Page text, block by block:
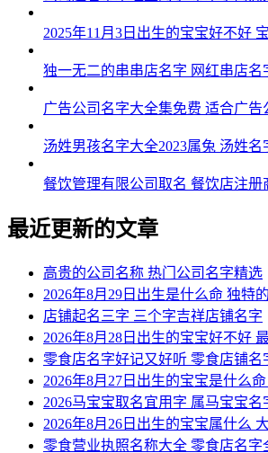
2025年11月3日出生的宝宝好不好
独一无二的串串店名字 网红串店名
广告公司名字大全集免费 适合广告
汤姓男孩名字大全2023属兔 汤姓名
餐饮管理有限公司取名 餐饮店注册
最近更新的文章
高贵的公司名称 热门公司名字精选
2026年8月29日出生是什么命 独特
店铺起名三字 三个字吉祥店铺名字
2026年8月28日出生的宝宝好不好
零食店名字好记又好听 零食店铺名
2026年8月27日出生的宝宝是什么
2026马宝宝取名宜用字 属马宝宝名
2026年8月26日出生的宝宝属什么
零食营业执照名称大全 零食店名字